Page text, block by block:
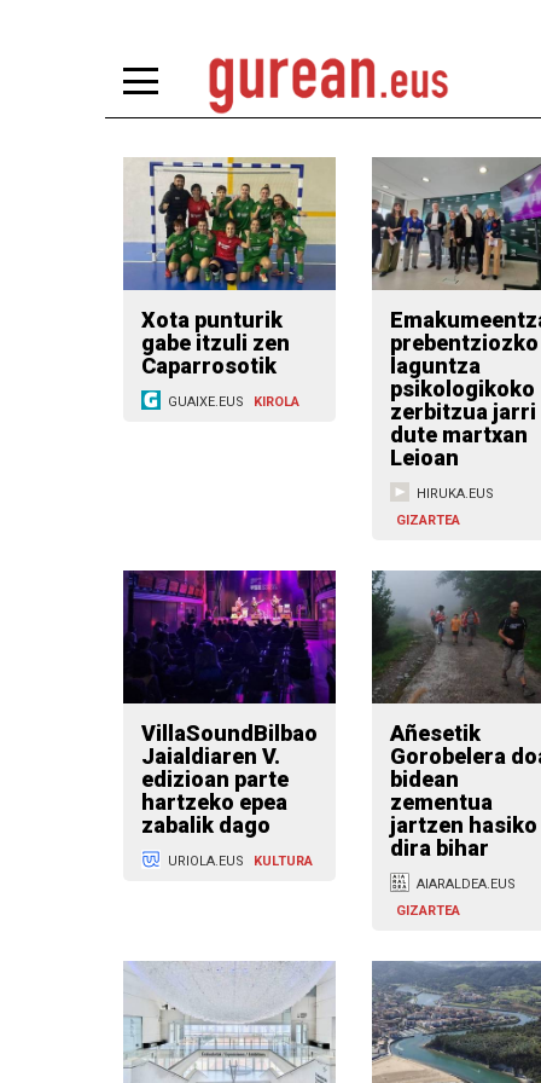
Xota punturik
gabe itzuli zen
Caparrosotik
GUAIXE.EUS KIROLA
prebentziozko
laguntza
psikologikoko
zerbitzua jarri
dute martxan
Leioan
HIRUKA.EUS
GIZARTEA
VillaSoundBilbao
Jaialdiaren V.
edizioan parte
hartzeko epea
zabalik dago
URIOLA.EUS KULTURA
Añesetik
Gorobelera
bidean
zementua
jartzen hasiko
dira bihar
AIARALDEA.EUS
GIZARTEA